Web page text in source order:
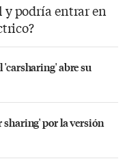
y podría entrar en
abre su
sharing' por la versión